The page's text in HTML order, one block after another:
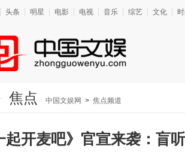
头条 明星 电影 电视 音乐 综艺 文化
焦点 中国文娱网 > 焦点频道
起开麦吧》官宣来袭：盲